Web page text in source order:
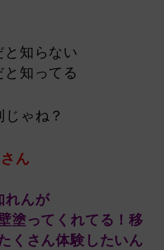
知らない
知ってる
ゃね？
ん
れんが
塗ってくれてる！移
くさん体験したいん